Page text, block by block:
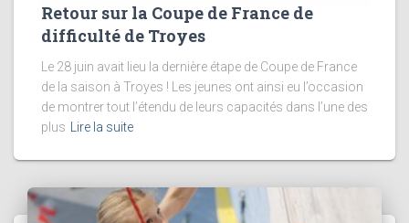
Retour sur la Coupe de France de
difficulté de Troyes
Le 28 juin avait lieu la dernière étape de Coupe de France
de la saison à Troyes ! Les jeunes ont ainsi eu l’occasion
de montrer tout l’étendu de leurs capacités dans l’une des
plus
Lire la suite